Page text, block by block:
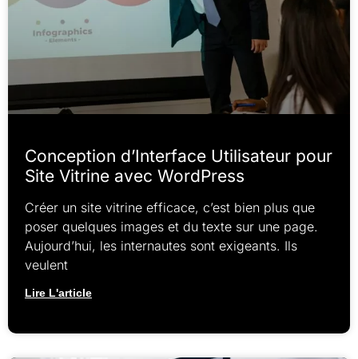
Conception d’Interface Utilisateur pour
Site Vitrine avec WordPress
Créer un site vitrine efficace, c’est bien plus que
poser quelques images et du texte sur une page.
Aujourd’hui, les internautes sont exigeants. Ils
veulent
Lire L'article